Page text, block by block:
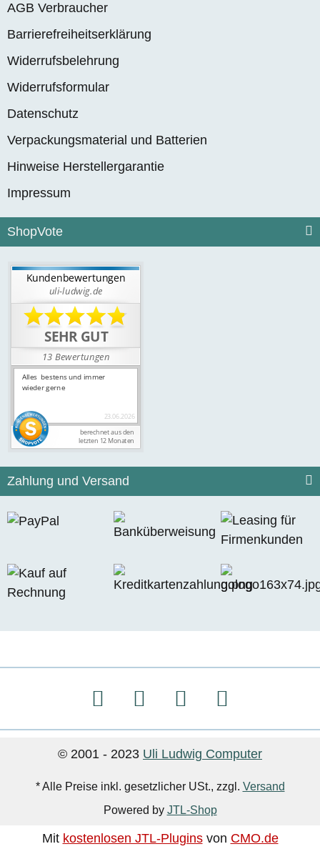
AGB Verbraucher
Barrierefreiheitserklärung
Widerrufsbelehrung
Widerrufsformular
Datenschutz
Verpackungsmaterial und Batterien
Hinweise Herstellergarantie
Impressum
ShopVote
Zahlung und Versand
© 2001 - 2023 Uli Ludwig Computer
* Alle Preise inkl. gesetzlicher USt., zzgl. Versand
Powered by JTL-Shop
Mit kostenlosen JTL-Pluginsvon CMO.de